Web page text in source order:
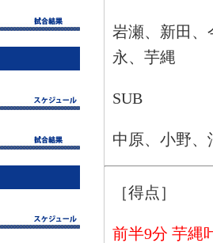
岩瀬、新田、
永、芋縄
SUB
中原、小野
［得点］
前半9分 芋縄